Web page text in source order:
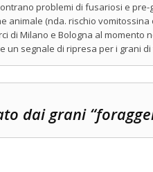
problemi di fusariosi e
animale (nda. rischio
di Milano e Bologna al momento
un segnale di ripresa per i grani di
dai grani